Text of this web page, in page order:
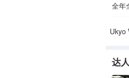
全年
Ukyo
达